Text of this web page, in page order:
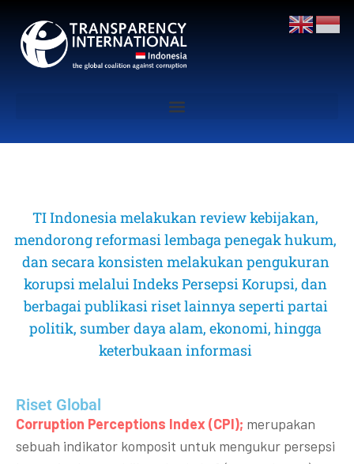
TI Indonesia melakukan review kebijakan,
mendorong reformasi lembaga penegak hukum,
dan secara konsisten melakukan pengukuran
korupsi melalui Indeks Persepsi Korupsi, dan
berbagai publikasi riset lainnya seperti partai
politik, sumber daya alam, ekonomi, hingga
keterbukaan informasi
Riset Global​
Corruption Perceptions Index (CPI); merupakan
sebuah indikator komposit untuk mengukur persepsi